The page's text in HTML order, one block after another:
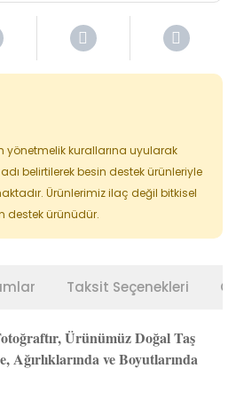
yönetmelik kurallarına uyularak
belirtilerek besin destek ürünleriyle
Ürünlerimiz ilaç değil bitkisel
destek ürünüdür.
Taksit Seçenekleri
Ürünümüz Doğal Taş
Ağırlıklarında ve Boyutlarında